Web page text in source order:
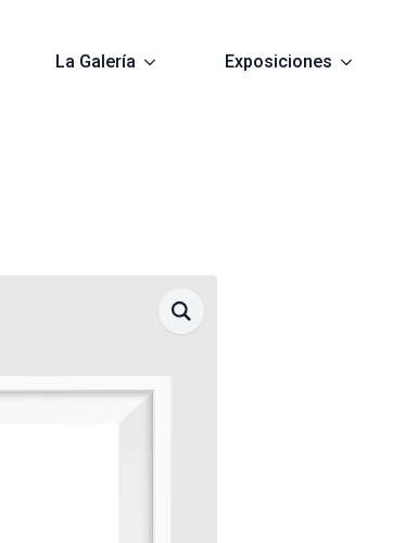
La Galería Exposiciones